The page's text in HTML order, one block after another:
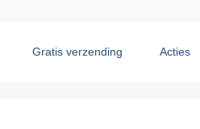
Gratis verzending Acties